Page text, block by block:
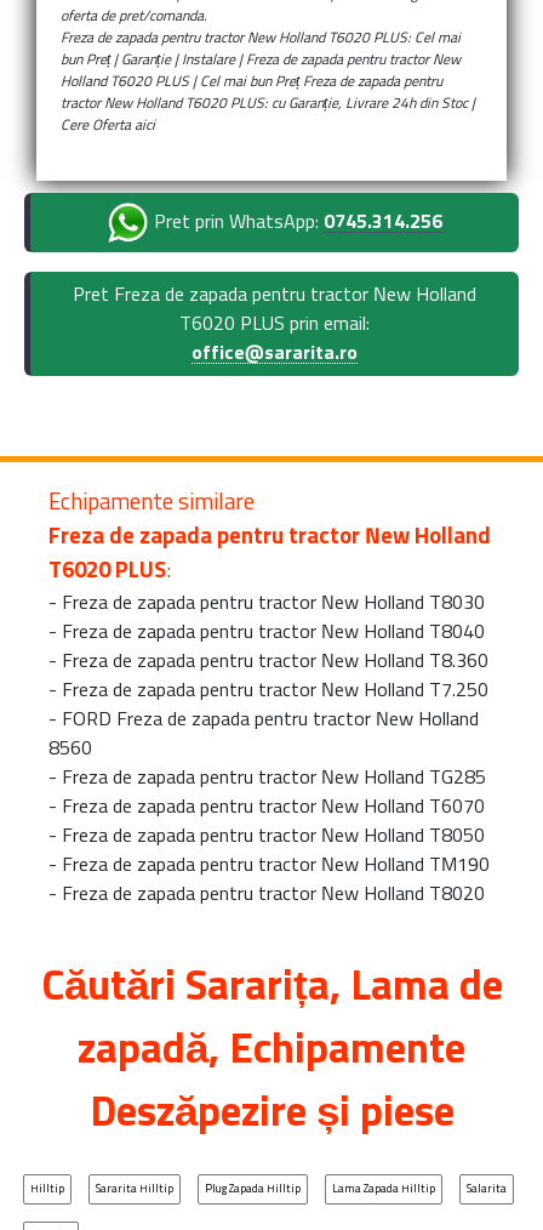
oferta de pret/comanda.
Freza de zapada pentru tractor New Holland T6020 PLUS: Cel mai
bun Preț | Garanție | Instalare | Freza de zapada pentru tractor New
Holland T6020 PLUS | Cel mai bun Preț Freza de zapada pentru
tractor New Holland T6020 PLUS: cu Garanție, Livrare 24h din Stoc |
Cere Oferta aici
Pret prin WhatsApp: 0745.314.256
Pret Freza de zapada pentru tractor New Holland
T6020 PLUS prin email:
office@sararita.ro
Echipamente similare
Freza de zapada pentru tractor New Holland
T6020 PLUS:
- Freza de zapada pentru tractor New Holland T8030
- Freza de zapada pentru tractor New Holland T8040
- Freza de zapada pentru tractor New Holland T8.360
- Freza de zapada pentru tractor New Holland T7.250
- FORD Freza de zapada pentru tractor New Holland
8560
- Freza de zapada pentru tractor New Holland TG285
- Freza de zapada pentru tractor New Holland T6070
- Freza de zapada pentru tractor New Holland T8050
- Freza de zapada pentru tractor New Holland TM190
- Freza de zapada pentru tractor New Holland T8020
Căutări Sararița, Lama de
zapadă, Echipamente
Deszăpezire și piese
Hilltip Sararita Hilltip Plug Zapada Hilltip Lama Zapada Hilltip Salarita